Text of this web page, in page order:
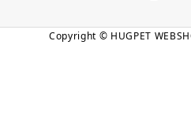
Copyright © HUGPET